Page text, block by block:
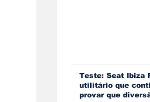
Teste: Seat Ibiza
utilitário que
provar que